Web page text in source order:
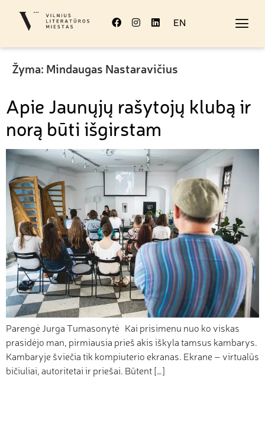
EN
Žyma: Mindaugas Nastaravičius
Apie Jaunųjų rašytojų klubą ir
norą būti išgirstam
Parengė Jurga Tumasonytė Kai prisimenu nuo ko viskas
prasidėjo man, pirmiausia prieš akis iškyla tamsus kambarys.
Kambaryje šviečia tik kompiuterio ekranas. Ekrane – virtualūs
bičiuliai, autoritetai ir priešai. Būtent […]